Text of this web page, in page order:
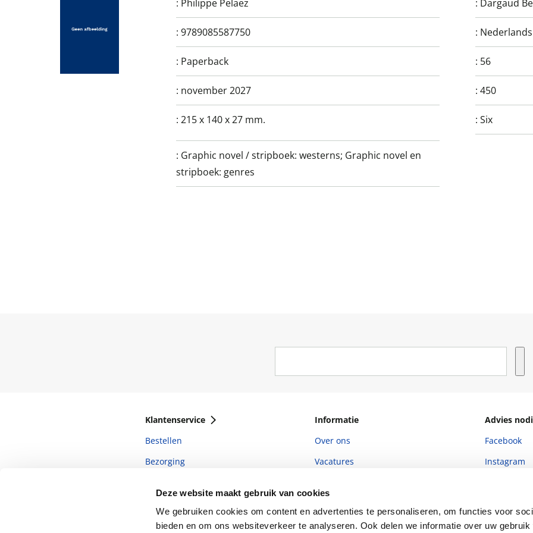
Deze website maakt gebruik van cookies
We gebruiken cookies om content en advertenties te personaliseren, om functies voor
bieden en om ons websiteverkeer te analyseren. Ook delen we informatie over uw
: Philippe Pelaez : Dargaud
: 9789085587750 : Nederlands
: Paperback : 56
: november 2027 :450
: 215 x 140 x 27 mm. :Six
: Graphic novel / stripboek: westerns; Graphic novel en
stripboek: genres
Klantenservice
Bestellen
Bezorging
Veelgestelde vragen
Informatie
Over ons
Vacatures
Ondernemer worden
Advies
Facebook
Instagram